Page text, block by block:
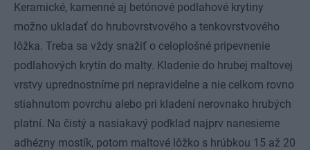
Keramické, kamenné aj betónové podlahové krytiny
možno ukladať do hrubovrstvového a tenkovrstvového
lôžka. Treba sa vždy snažiť o celoplošné pripevnenie
podlahových krytín do malty. Kladenie do hrubej maltovej
vrstvy uprednostníme pri nepravidelne a nie celkom rovno
stiahnutom povrchu alebo pri kladení nerovnako hrubých
platní. Na čistý a nasiakavý podklad najprv nanesieme
adhézny mostík, potom maltové lôžko s hrúbkou 15 až 20